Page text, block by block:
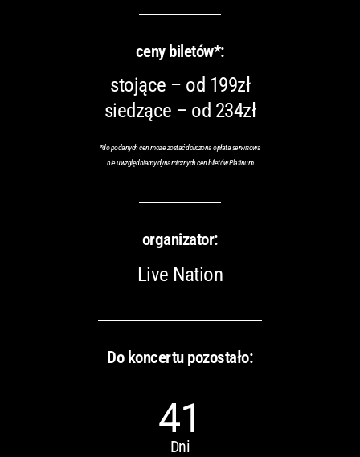
ceny biletów*:
stojące – od 199zł
siedzące – od 234zł
*do podanych cen może zostać doliczona opłata serwisowa
nie uwzględniamy dynamicznych cen biletów Platinum
organizator:
Live Nation
Do koncertu pozostało:
41
Dni